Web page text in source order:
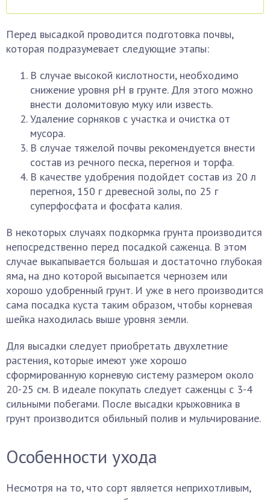
Перед высадкой проводится подготовка почвы,
которая подразумевает следующие этапы:
В случае высокой кислотности, необходимо
снижение уровня рН в грунте. Для этого можно
внести доломитовую муку или известь.
Удаление сорняков с участка и очистка от
мусора.
В случае тяжелой почвы рекомендуется внести
состав из речного песка, перегноя и торфа.
В качестве удобрения подойдет состав из 20 л
перегноя, 150 г древесной золы, по 25 г
суперфосфата и фосфата калия.
В некоторых случаях подкормка грунта производится
непосредственно перед посадкой саженца. В этом
случае выкапывается большая и достаточно глубокая
яма, на дно которой высыпается чернозем или
хорошо удобренный грунт. И уже в него производится
сама посадка куста таким образом, чтобы корневая
шейка находилась выше уровня земли.
Для высадки следует приобретать двухлетние
растения, которые имеют уже хорошо
сформированную корневую систему размером около
20-25 см. В идеале покупать следует саженцы с 3-4
сильными побегами. После высадки крыжовника в
грунт производится обильный полив и мульчирование.
Особенности ухода
Несмотря на то, что сорт является неприхотливым,